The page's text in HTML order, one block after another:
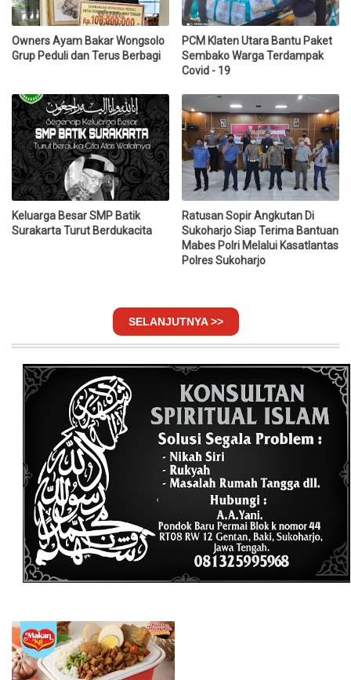
Owners Ayam Bakar Wongsolo
Grup Peduli dan Terus Berbagi
PCM Klaten Utara Bantu Paket
Sembako Warga Terdampak
Covid - 19
Keluarga Besar SMP Batik
Surakarta Turut Berdukacita
Ratusan Sopir Angkutan Di
Sukoharjo Siap Terima Bantuan
Mabes Polri Melalui Kasatlantas
Polres Sukoharjo
SELANJUTNYA >>